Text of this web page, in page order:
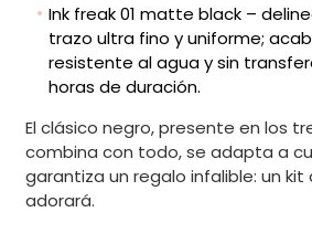
Ink freak 01 matte black –
trazo ultra fino y uniforme;
resistente al agua y sin
horas de duración.
El clásico negro, presente en los
combina con todo, se adapta a
garantiza un regalo infalible: un kit
adorará.